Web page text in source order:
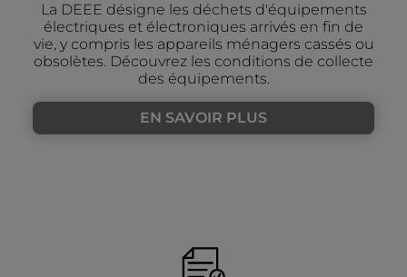
La DEEE désigne les déchets d'équipements
électriques et électroniques arrivés en fin de
vie, y compris les appareils ménagers cassés ou
obsolètes. Découvrez les conditions de collecte
des équipements.
EN SAVOIR PLUS